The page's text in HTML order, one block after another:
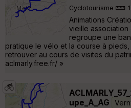
Cyclotourisme
Animations
vieille association
regroupe une
pratique le vélo et la course à pieds,
retrouver au cours de visites du
aclmarly.free.fr/ »
upe_A_AG